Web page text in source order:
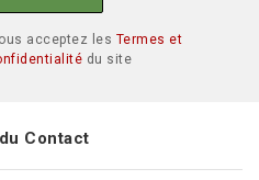
acceptez les Termes et
du site
Contact